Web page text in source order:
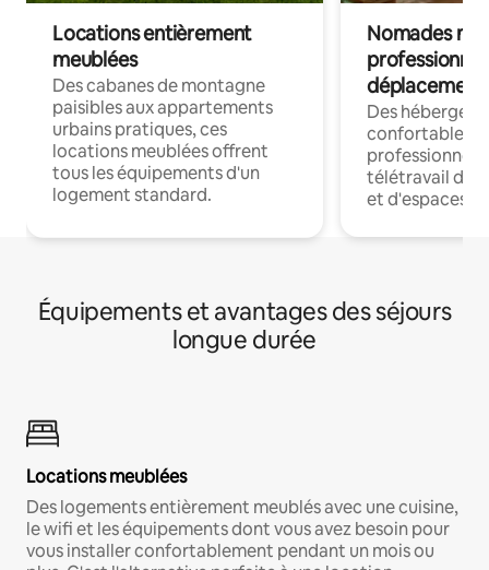
Locations entièrement
meublées
Des cabanes de montagne
paisibles aux appartements
urbains pratiques, ces
locations meublées offrent
tous les équipements d'un
logement standard.
Nomades
déplacement
Des
confortables
professionnels
télétravail
et d'espaces
Équipements et avantages des séjours
longue durée
Locations meublées
Des logements entièrement meublés avec une cuisine,
le wifi et les équipements dont vous avez besoin pour
vous installer confortablement pendant un mois ou